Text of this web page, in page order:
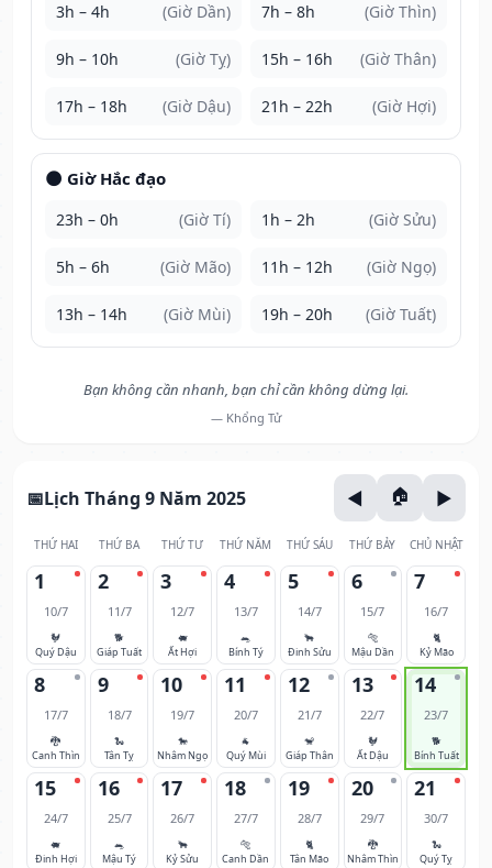
3h – 4h (Giờ Dần) 7h – 8h (Giờ Thìn)
9h – 10h (Giờ Tỵ) 15h – 16h (Giờ Thân)
17h – 18h (Giờ Dậu) 21h – 22h (Giờ Hợi)
🌑 Giờ Hắc đạo
23h – 0h (Giờ Tí) 1h – 2h (Giờ Sửu)
5h – 6h (Giờ Mão) 11h – 12h (Giờ Ngọ)
13h – 14h (Giờ Mùi) 19h – 20h (Giờ Tuất)
Bạn không cần nhanh, bạn chỉ cần không dừng lại.
— Khổng Tử
Lịch Tháng 9 Năm 2025
THỨ HAI THỨ BA THỨ TƯ THỨ NĂM THỨ SÁU THỨ BẢY CHỦ NHẬT
1
10/7
🐓
Quý Dậu
2
11/7
🐕
Giáp Tuất
3
12/7
🐖
Ất Hợi
4
13/7
🐀
Bính Tý
5
14/7
🐂
Đinh Sửu
6
15/7
🐅
Mậu Dần
7
16/7
🐈
Kỷ Mão
8
17/7
🐉
Canh Thìn
9
18/7
🐍
Tân Tỵ
10
19/7
🐎
Nhâm Ngọ
11
20/7
🐐
Quý Mùi
12
21/7
🐒
Giáp Thân
13
22/7
🐓
Ất Dậu
14
23/7
🐕
Bính Tuất
15
24/7
🐖
Đinh Hợi
16
25/7
🐀
Mậu Tý
17
26/7
🐂
Kỷ Sửu
18
27/7
🐅
Canh Dần
19
28/7
🐈
Tân Mão
20
29/7
🐉
Nhâm Thìn
21
30/7
🐍
Quý Tỵ